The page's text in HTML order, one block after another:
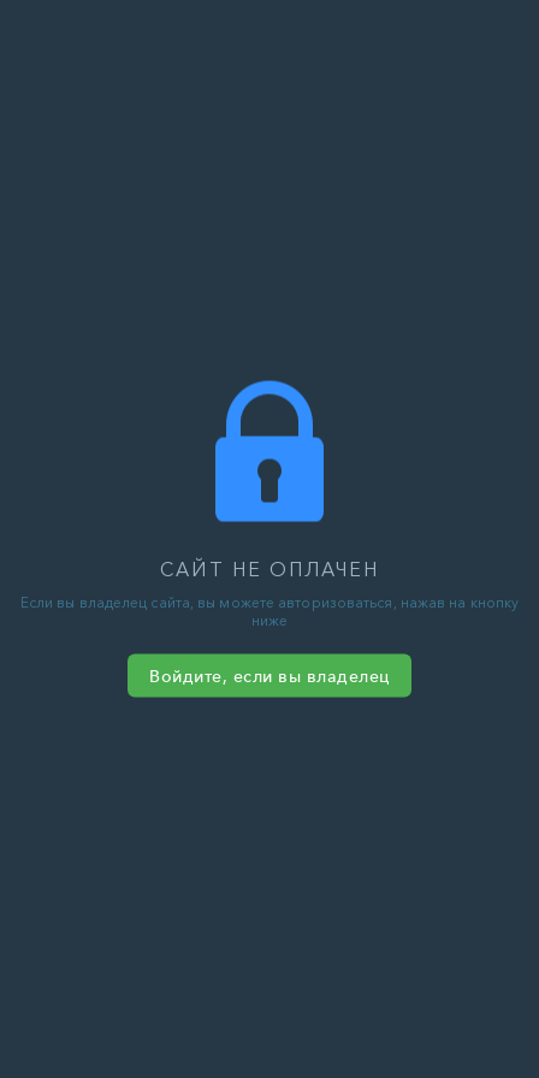
САЙТ НЕ ОПЛАЧЕН
Если вы владелец сайта, вы можете авторизоваться, нажав на кнопку
ниже
Войдите, если вы владелец